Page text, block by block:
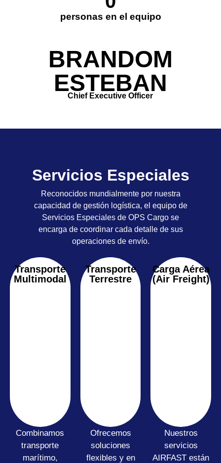
personas en el equipo​
BRANDOM
ESTEBAN
Chief Executive Officer
Servicios Especiales
Reconocidos mundialmente por nuestra
capacidad de gestión logística, el equipo de
Servicios Especiales de OPS Cargo se
encarga de coordinar cada detalle de sus
operaciones de envío.
Transporte
Multimodal
Combinamos
transporte
marítimo,
Transporte
Terrestre
Ofrecemos
soluciones
flexibles y en
Carga Aérea
(Air Freight)
Nuestros
servicios
AIRFAST están